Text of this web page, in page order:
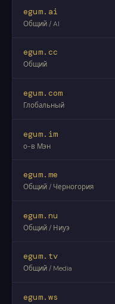
egum.ai
Общий / AI
egum.cc
Общий
egum.com
Глобальный
egum.im
о-в Мэн
egum.me
Общий / Черногория
egum.nu
Общий / Ниуэ
egum.tv
Общий / Media
egum.ws